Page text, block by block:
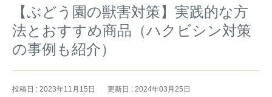
▼過去の記事
【ぶどう園の獣害対策】実践的な方
法とおすすめ商品（ハクビシン対策
の事例も紹介）
投稿日 : 2023年11月15日 更新日 : 2024年03月25日